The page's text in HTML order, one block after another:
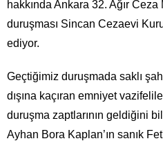
hakkında Ankara 32. Ağır
duruşması Sincan Cezaevi
ediyor.
Geçtiğimiz duruşmada saklı
dışına kaçıran emniyet
duruşma zaptlarının geldiğini
Ayhan Bora Kaplan’ın sanık